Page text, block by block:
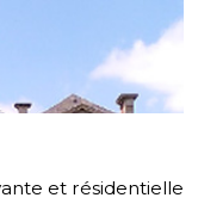
et résidentielle